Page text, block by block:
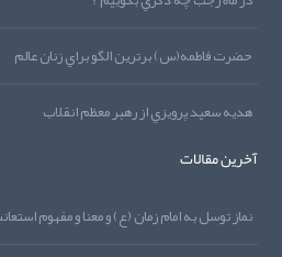
حضرت فاطمه(س) برترين الگو براي زنان عالم
هديه‌‌ سعيد پرويزي از رهبر معظم انقلاب
آخرین مقالات
نماز توسل به امام زمان (ع) و معنا و مفهوم